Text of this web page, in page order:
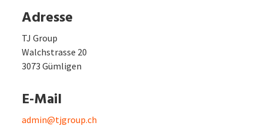
Adresse
TJ Group
Walchstrasse 20
3073 Gümligen
E-Mail
admin@tjgroup.ch